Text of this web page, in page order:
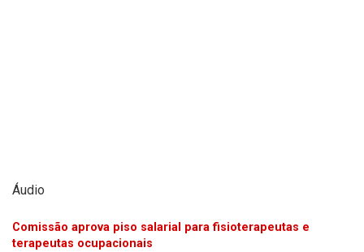
Áudio
Comissão aprova piso salarial para fisioterapeutas e
terapeutas ocupacionais